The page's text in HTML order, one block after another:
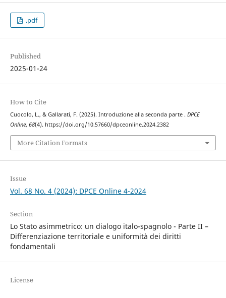
.pdf
Published
2025-01-24
How to Cite
Cuocolo, L., & Gallarati, F. (2025). Introduzione alla seconda parte . DPCE
Online, 68(4). https://doi.org/10.57660/dpceonline.2024.2382
More Citation Formats
Issue
Vol. 68 No. 4 (2024): DPCE Online 4-2024
Section
Lo Stato asimmetrico: un dialogo italo-spagnolo - Parte II –
Differenziazione territoriale e uniformità dei diritti
fondamentali
License